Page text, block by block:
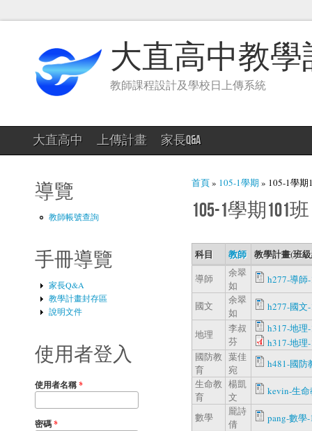
大直高中教
教師課程設計及學校日上傳系統
大直高中 上傳計畫 家長Q&A
導覽
教師帳號查詢
手冊導覽
家長Q&A
教學計畫封存區
說明文件
使用者登入
使用者名稱*
密碼*
您在這裡
首頁» 105-1學期 » 105-1學期
105-1學期101班
科目 教師 教學計畫(班
導師
余翠
如
h277-導師
國文
余翠
如
h277-國文
地理
李叔
芬
h317-地理
h317-地理
國防教
育
葉佳
宛
h481-國防
生命教
育
楊凱
文
kevin-生命
數學
龎詩
倩
pang-數學